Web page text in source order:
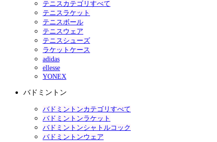
テニスカテゴリすべて
テニスラケット
テニスボール
テニスウェア
テニスシューズ
ラケットケース
adidas
ellesse
YONEX
バドミントン
バドミントンカテゴリすべて
バドミントンラケット
バドミントンシャトルコック
バドミントンウェア